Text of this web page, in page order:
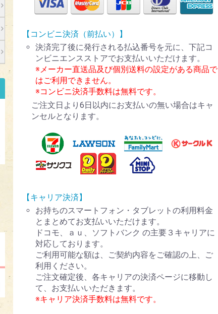
【コンビニ決済（前払い）】
決済完了後に発行される払込番号を元に、下記コ
ンビニエンスストアでお支払いいただけます。
※メーカー直送品及び個別送料の設定がある商品で
はご利用できません。
※コンビニ決済手数料は無料です。
ご注文日より6日以内にお支払いの無い場合はキャ
ンセルとなります。
【キャリア決済】
お持ちのスマートフォン・タブレットの利用料金
とまとめてお支払いいただけます。
ドコモ、ａｕ、ソフトバンク の主要３キャリアに
対応しております。
ご利用可能な額は、ご契約内容をご確認の上、ご
利用ください。
ご注文確定後、各キャリアの決済ページに移動し
て、お支払いいただきます。
※キャリア決済手数料は無料です。